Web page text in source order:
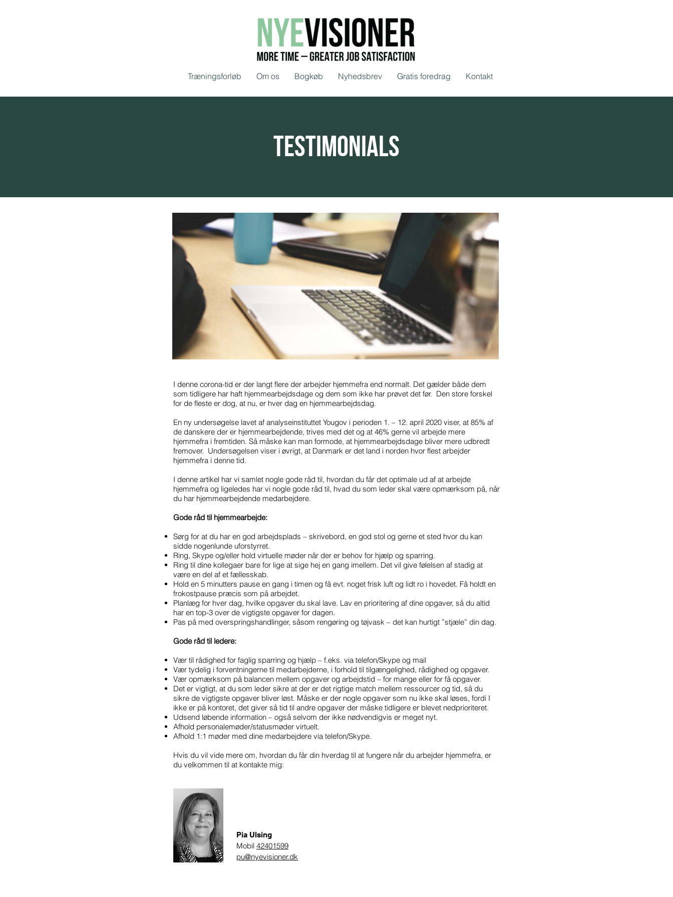
Træningsforløb Om os Bogkøb Nyhedsbrev Gratis foredrag Kontakt
testimonials
I denne corona-tid er der langt flere der arbejder hjemmefra end normalt. Det gælder både dem
som tidligere har haft hjemmearbejdsdage og dem som ikke har prøvet det før. Den store forskel
for de fleste er dog, at nu, er hver dag en hjemmearbejdsdag.
En ny undersøgelse lavet af analyseinstituttet Yougov i perioden 1. – 12. april 2020 viser, at 85% af
de danskere der er hjemmearbejdende, trives med det og at 46% gerne vil arbejde mere
hjemmefra i fremtiden. Så måske kan man formode, at hjemmearbejdsdage bliver mere udbredt
fremover. Undersøgelsen viser i øvrigt, at Danmark er det land i norden hvor flest arbejder
hjemmefra i denne tid.
I denne artikel har vi samlet nogle gode råd til, hvordan du får det optimale ud af at arbejde
hjemmefra og ligeledes har vi nogle gode råd til, hvad du som leder skal være opmærksom på, når
du har hjemmearbejdende medarbejdere.
Gode råd til hjemmearbejde:
Sørg for at du har en god arbejdsplads – skrivebord, en god stol og gerne et sted hvor du kan
sidde nogenlunde uforstyrret.
Ring, Skype og/eller hold virtuelle møder når der er behov for hjælp og sparring.
Ring til dine kollegaer bare for lige at sige hej en gang imellem. Det vil give følelsen af stadig at
være en del af et fællesskab.
Hold en 5 minutters pause en gang i timen og få evt. noget frisk luft og lidt ro i hovedet. Få holdt en
frokostpause præcis som på arbejdet.
Planlæg for hver dag, hvilke opgaver du skal lave. Lav en prioritering af dine opgaver, så du altid
har en top-3 over de vigtigste opgaver for dagen.
Pas på med overspringshandlinger, såsom rengøring og tøjvask – det kan hurtigt ”stjæle” din dag.
Gode råd til ledere:
Vær til rådighed for faglig sparring og hjælp – f.eks. via telefon/Skype og mail
Vær tydelig i forventningerne til medarbejderne, i forhold til tilgængelighed, rådighed og opgaver.
Vær opmærksom på balancen mellem opgaver og arbejdstid – for mange eller for få opgaver.
Det er vigtigt, at du som leder sikre at der er det rigtige match mellem ressourcer og tid, så du
sikre de vigtigste opgaver bliver løst. Måske er der nogle opgaver som nu ikke skal løses, fordi I
ikke er på kontoret, det giver så tid til andre opgaver der måske tidligere er blevet nedprioriteret.
Udsend løbende information – også selvom der ikke nødvendigvis er meget nyt.
Afhold personalemøder/statusmøder virtuelt.
Afhold 1:1 møder med dine medarbejdere via telefon/Skype.
Hvis du vil vide mere om, hvordan du får din hverdag til at fungere når du arbejder hjemmefra, er
du velkommen til at kontakte mig:
Pia Ulsing
Mobil 42401599
pu@nyevisioner.dk